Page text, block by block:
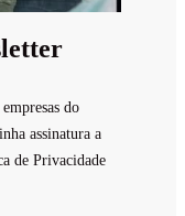
do
assinatura a
de Privacidade